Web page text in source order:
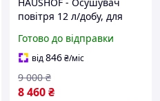
повітря 12 л/добу, для
режими, тихий, з
дисплеєм і безперервним
зливом
Готово до відправки
від846₴/міс
8 460₴
9 000 ₴